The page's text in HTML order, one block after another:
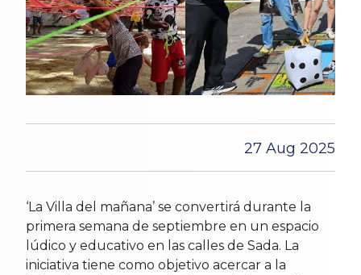
27 Aug 2025
‘La Villa del mañana’ se convertirá durante la
primera semana de septiembre en un espacio
lúdico y educativo en las calles de Sada. La
iniciativa tiene como objetivo acercar a la